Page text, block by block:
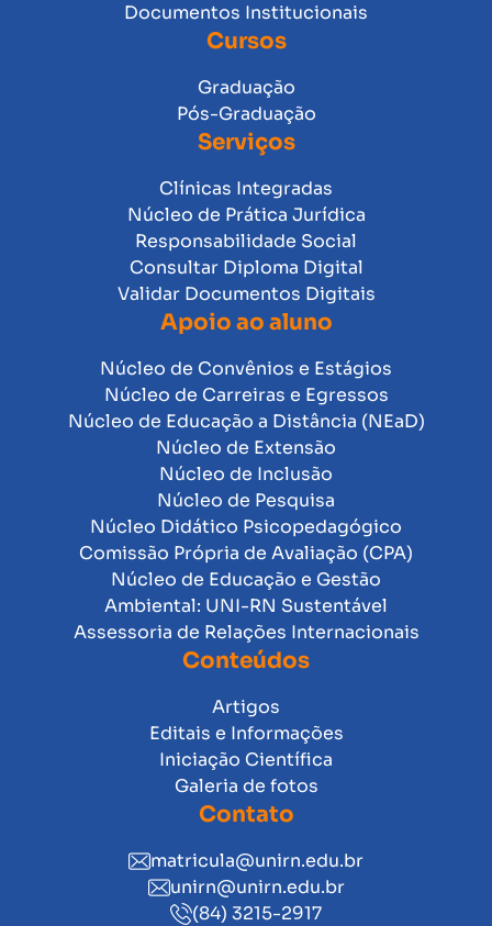
Documentos Institucionais
Cursos
Graduação
Pós-Graduação
Serviços
Clínicas Integradas
Núcleo de Prática Jurídica
Responsabilidade Social
Consultar Diploma Digital
Validar Documentos Digitais
Apoio ao aluno
Núcleo de Convênios e Estágios
Núcleo de Carreiras e Egressos
Núcleo de Educação a Distância (NEaD)
Núcleo de Extensão
Núcleo de Inclusão
Núcleo de Pesquisa
Núcleo Didático Psicopedagógico
Comissão Própria de Avaliação (CPA)
Núcleo de Educação e Gestão
Ambiental: UNI-RN Sustentável
Assessoria de Relações Internacionais
Conteúdos
Artigos
Editais e Informações
Iniciação Científica
Galeria de fotos
Contato
matricula@unirn.edu.br
unirn@unirn.edu.br
(84) 3215-2917